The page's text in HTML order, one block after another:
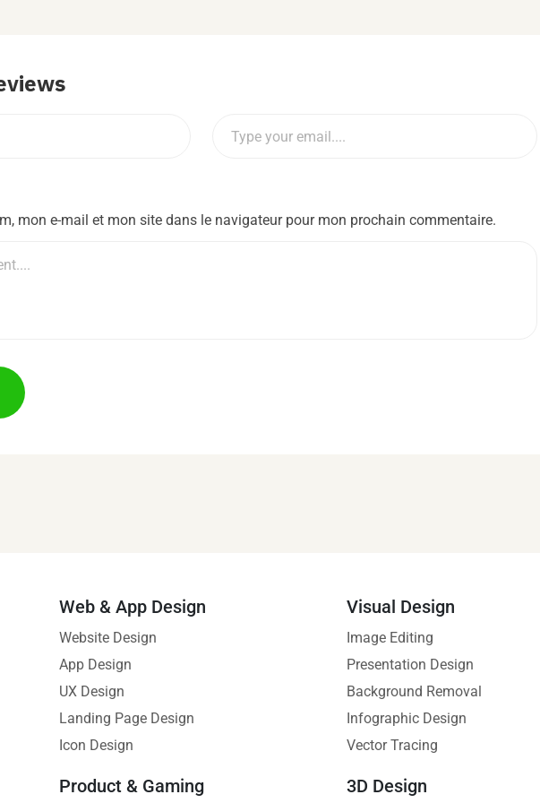
mon e-mail et mon site dans le navigateur pour mon prochain commentaire.
Web & App Design
Website Design
App Design
UX Design
Landing Page Design
Icon Design
Product & Gaming
Visual Design
Image Editing
Presentation Design
Background Removal
Infographic Design
Vector Tracing
3D Design